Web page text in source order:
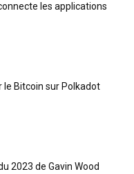
les applications
le Bitcoin sur Polkadot
2023 de Gavin Wood